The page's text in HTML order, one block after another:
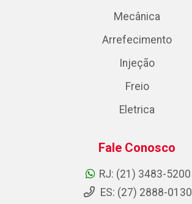
Mecânica
Arrefecimento
Injeção
Freio
Eletrica
Fale Conosco
RJ: (21) 3483-5200
ES: (27) 2888-0130